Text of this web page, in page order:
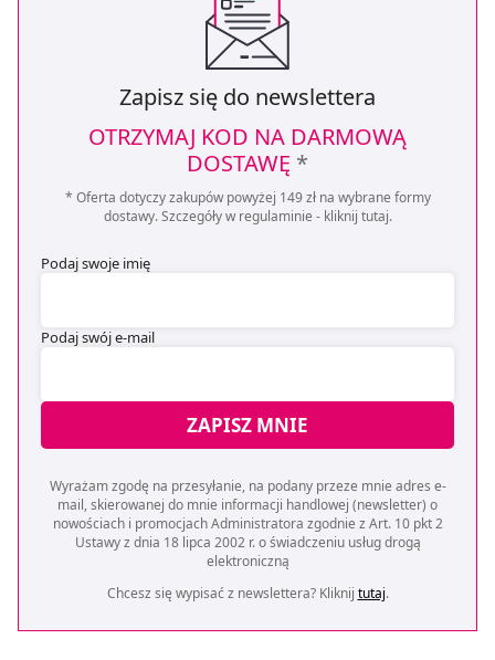
Zapisz się do newslettera
OTRZYMAJ KOD NA DARMOWĄ
DOSTAWĘ *
* Oferta dotyczy zakupów powyżej 149 zł na wybrane formy
dostawy. Szczegóły w regulaminie - kliknij tutaj.
Podaj swoje imię
Podaj swój e-mail
ZAPISZ MNIE
Wyrażam zgodę na przesyłanie, na podany przeze mnie adres e-
mail, skierowanej do mnie informacji handlowej (newsletter) o
nowościach i promocjach Administratora zgodnie z Art. 10 pkt 2
Ustawy z dnia 18 lipca 2002 r. o świadczeniu usług drogą
elektroniczną
Chcesz się wypisać z newslettera? Kliknij tutaj.